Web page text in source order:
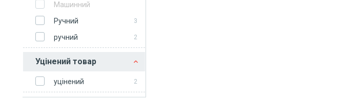
Машинний
Ручний
3
ручний 2
Уцінений товар
уцінений 2